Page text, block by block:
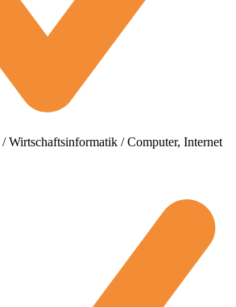
Wirtschaftsinformatik / Computer, Internet